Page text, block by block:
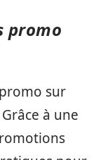
promo
sur
à une